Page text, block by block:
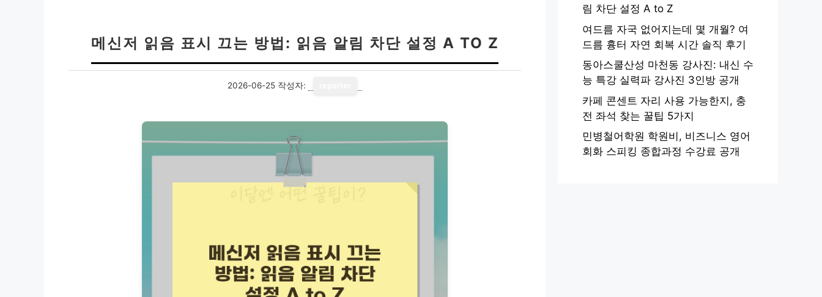
메신저 읽음 표시 끄는 방법: 읽음 알림 차단 설정 A TO Z
2026-06-25 작성자:
림 차단 설정 A to Z
여드름 자국 없어지는데 몇 개월? 여
드름 흉터 자연 회복 시간 솔직 후기
동아스쿨산성 마천동 강사진: 내신 수
능 특강 실력파 강사진 3인방 공개
카페 콘센트 자리 사용 가능한지, 충
전 좌석 찾는 꿀팁 5가지
민병철어학원 학원비, 비즈니스 영어
회화 스피킹 종합과정 수강료 공개